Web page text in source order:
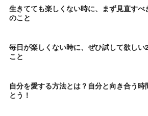
生きてても楽しくない時に、まず見直すべ
のこと
毎日が楽しくない時に、ぜひ試して欲しい
こと
自分を愛する方法とは？自分と向き合う時
とう！